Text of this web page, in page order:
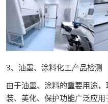
3、油墨、涂料化工产品检测
由于油墨、涂料的重要用途
装、美化、保护功能广泛应